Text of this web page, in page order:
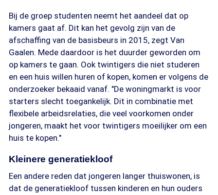
Bij de groep studenten neemt het aandeel dat op
kamers gaat af. Dit kan het gevolg zijn van de
afschaffing van de basisbeurs in 2015, zegt Van
Gaalen. Mede daardoor is het duurder geworden om
op kamers te gaan. Ook twintigers die niet studeren
en een huis willen huren of kopen, komen er volgens de
onderzoeker bekaaid vanaf. "De woningmarkt is voor
starters slecht toegankelijk. Dit in combinatie met
flexibele arbeidsrelaties, die veel voorkomen onder
jongeren, maakt het voor twintigers moeilijker om een
huis te kopen."
Kleinere generatiekloof
Een andere reden dat jongeren langer thuiswonen, is
dat de generatiekloof tussen kinderen en hun ouders